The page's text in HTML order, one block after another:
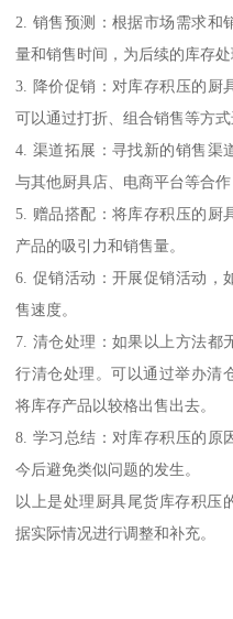
2. 销售预测：根据市场需求和
量和销售时间，为后续的库存处
3. 降价促销：对库存积压的厨
可以通过打折、组合销售等方
4. 渠道拓展：寻找新的销售渠
与其他厨具店、电商平台等合作
5. 赠品搭配：将库存积压的厨
产品的吸引力和销售量。
6. 促销活动：开展促销活动，
售速度。
7. 清仓处理：如果以上方法都
行清仓处理。可以通过举办清
将库存产品以较格出售出去。
8. 学习总结：对库存积压的原
今后避免类似问题的发生。
以上是处理厨具尾货库存积压
据实际情况进行调整和补充。